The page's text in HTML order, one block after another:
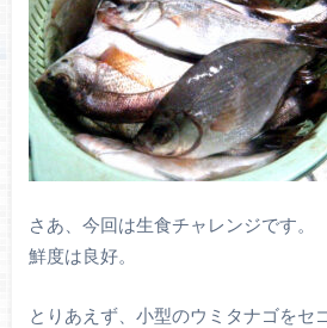
さあ、今回は生食チャレンジです。
鮮度は良好。
とりあえず、小型のウミタナゴをセ